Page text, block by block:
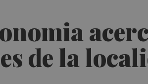
de la